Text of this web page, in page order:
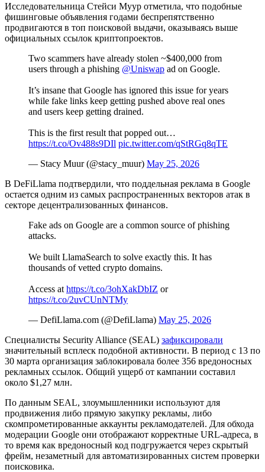
Исследовательница Стейси Муур отметила, что подобные
фишинговые объявления годами беспрепятственно
продвигаются в топ поисковой выдачи, оказываясь выше
официальных ссылок криптопроектов.
Two scammers have already stolen ~$400,000 from
users through a phishing @Uniswap ad on Google.
It’s insane that Google has ignored this issue for years
while fake links keep getting pushed above real ones
and users keep getting drained.
This is the first result that popped out…
https://t.co/Ov488s9DIl pic.twitter.com/qStRGq8qTE
— Stacy Muur (@stacy_muur) May 25, 2026
В DeFiLlama подтвердили, что поддельная реклама в Google
остается одним из самых распространенных векторов атак в
секторе децентрализованных финансов.
Fake ads on Google are a common source of phishing
attacks.
We built LlamaSearch to solve exactly this. It has
thousands of vetted crypto domains.
Access at https://t.co/3ohXakDbIZ or
https://t.co/2uvCUnNTMy
— DefiLlama.com (@DefiLlama) May 25, 2026
Специалисты Security Alliance (SEAL) зафиксировали
значительный всплеск подобной активности. В период с 13 по
30 марта организация заблокировала более 356 вредоносных
рекламных ссылок. Общий ущерб от кампании составил
около $1,27 млн.
По данным SEAL, злоумышленники используют для
продвижения либо прямую закупку рекламы, либо
скомпрометированные аккаунты рекламодателей. Для обхода
модерации Google они отображают корректные URL-адреса, в
то время как вредоносный код подгружается через скрытый
фрейм, незаметный для автоматизированных систем проверки
поисковика.